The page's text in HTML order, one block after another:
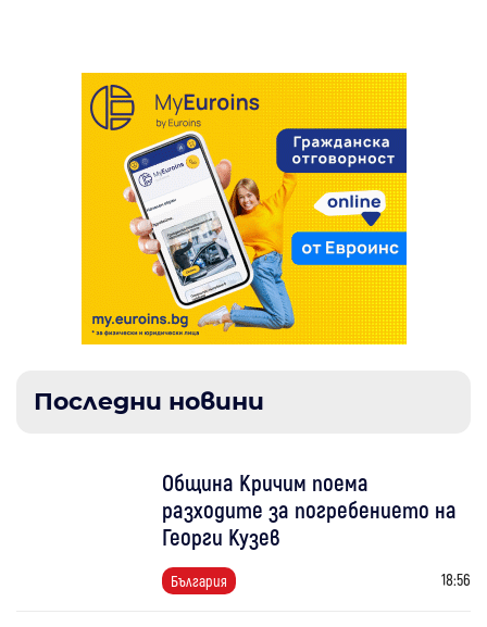
Последни новини
Община Кричим поема
разходите за погребението на
Георги Кузев
България 18:56